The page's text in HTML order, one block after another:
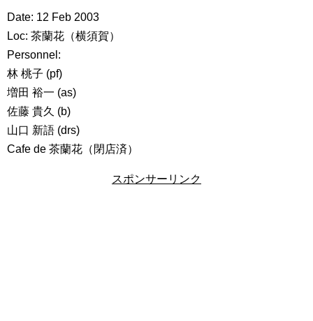
Date: 12 Feb 2003
Loc: 茶蘭花（横須賀）
Personnel:
林 桃子 (pf)
増田 裕一 (as)
佐藤 貴久 (b)
山口 新語 (drs)
Cafe de 茶蘭花（閉店済）
スポンサーリンク